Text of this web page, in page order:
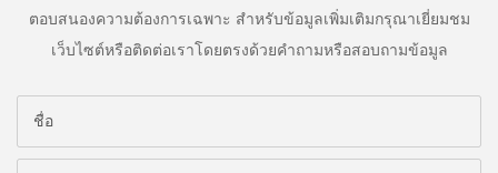
ตอบสนองความต้องการเฉพาะ สำหรับข้อมูลเพิ่มเติมกรุณาเยี่ยมชม
เว็บไซต์หรือติดต่อเราโดยตรงด้วยคำถามหรือสอบถามข้อมูล
ชื่อ